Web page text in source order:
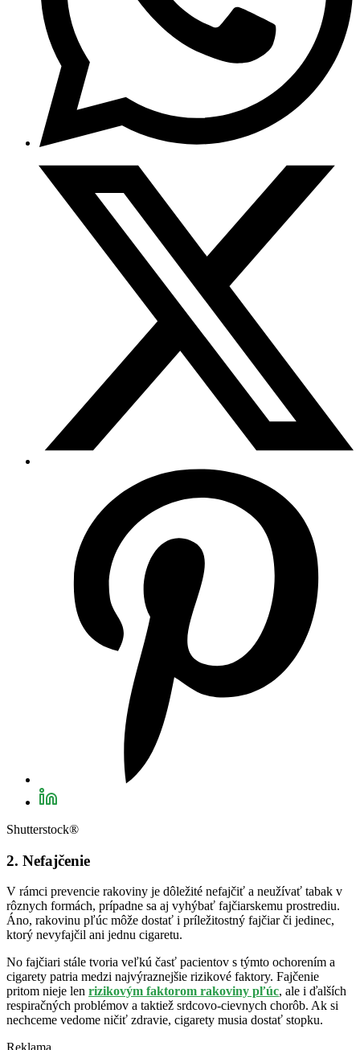
Shutterstock®
2. Nefajčenie
V rámci prevencie rakoviny je dôležité nefajčiť a neužívať tabak v
rôznych formách, prípadne sa aj vyhýbať fajčiarskemu prostrediu.
Áno, rakovinu pľúc môže dostať i príležitostný fajčiar či jedinec,
ktorý nevyfajčil ani jednu cigaretu.
No fajčiari stále tvoria veľkú časť pacientov s týmto ochorením a
cigarety patria medzi najvýraznejšie rizikové faktory. Fajčenie
pritom nieje len rizikovým faktorom rakoviny pľúc, ale i ďalších
respiračných problémov a taktiež srdcovo-cievnych chorôb. Ak si
nechceme vedome ničiť zdravie, cigarety musia dostať stopku.